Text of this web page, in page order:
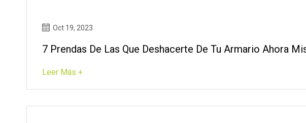
Oct 19, 2023
7 Prendas De Las Que Deshacerte De Tu Armario Ahora
Leer Más +